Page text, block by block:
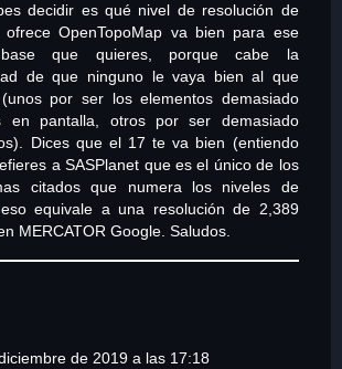
decidir es qué nivel de resolución de
ofrece OpenTopoMap va bien para ese
que quieres, porque cabe la
de que ninguno le vaya bien al que
por ser los elementos demasiado
en pantalla, otros por ser demasiado
Dices que el 17 te va bien (entiendo
a SASPlanet que es el único de los
citados que numera los niveles de
equivale a una resolución de 2,389
MERCATOR Google. Saludos.
de 2019 a las 17:18